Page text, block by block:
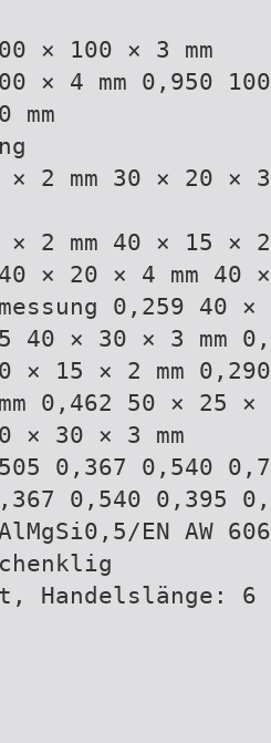
× 100 × 3 mm
× 4 mm 0,950
mm
2 mm 30 × 20 ×
2 mm 40 × 15 ×
× 20 × 4 mm 40
0,259 40
40 × 30 × 3 mm
× 15 × 2 mm
0,462 50 × 25 ×
× 30 × 3 mm
0,367 0,540
0,540 0,395
EN AW
Handelslänge: 6